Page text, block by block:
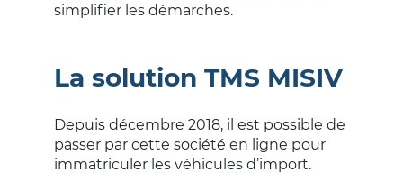
simplifier les démarches.
La solution TMS MISIV
Depuis décembre 2018, il est possible de
passer par cette société en ligne pour
immatriculer les véhicules d’import.